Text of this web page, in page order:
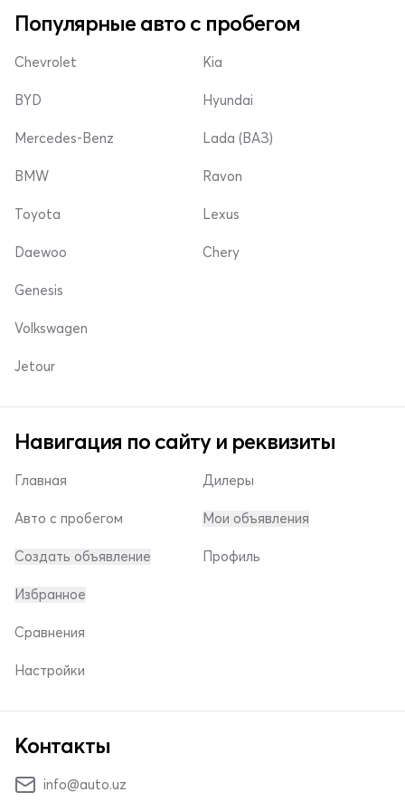
Популярные авто с пробегом
Chevrolet
BYD
Mercedes-Benz
Kia
Hyundai
Lada (ВАЗ)
BMW
Toyota
Daewoo
Ravon
Lexus
Chery
Genesis
Volkswagen
Jetour
Навигация по сайту и реквизиты
Главная
Авто с пробегом
Создать объявление
Дилеры
Мои объявления
Профиль
Избранное
Сравнения
Настройки
Контакты
info@auto.uz